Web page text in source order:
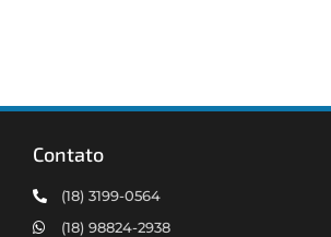
Contato
(18) 3199-0564
(18) 98824-2938